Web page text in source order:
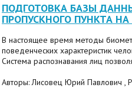
ПОДГОТОВКА БАЗЫ
ПРОПУСКНОГО ПУНКТА
В настоящее время методы
поведенческих характеристик
Система распознавания лиц
Авторы: Лисовец Юрий Павлович ,